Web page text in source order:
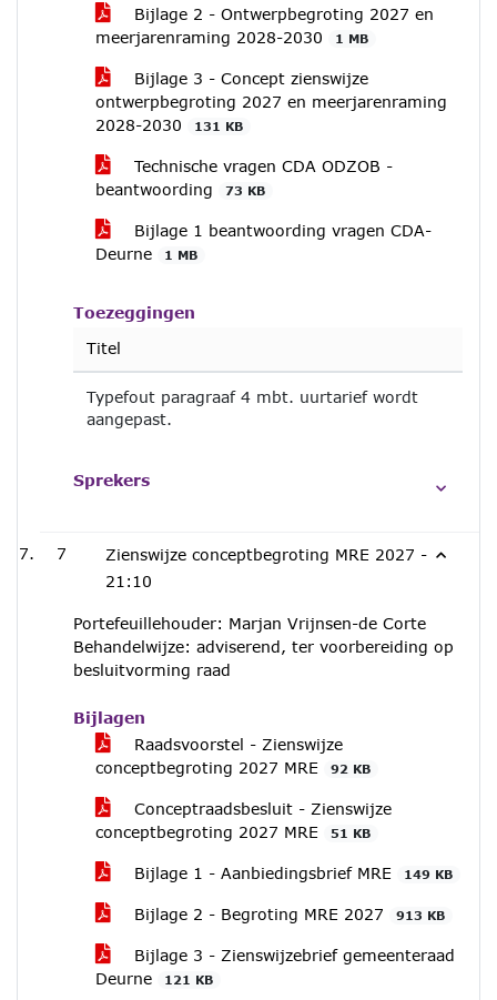
Bijlage 2 - Ontwerpbegroting 2027 en
meerjarenraming 2028-2030
1 MB
Bijlage 3 - Concept zienswijze
ontwerpbegroting 2027 en meerjarenraming
2028-2030
131 KB
Technische vragen CDA ODZOB -
beantwoording
73 KB
Bijlage 1 beantwoording vragen CDA-
Deurne
1 MB
Toezeggingen
Titel
Typefout paragraaf 4 mbt. uurtarief wordt
aangepast.
Sprekers
7
Zienswijze conceptbegroting MRE 2027 -
21:10
Portefeuillehouder: Marjan Vrijnsen-de Corte
Behandelwijze: adviserend, ter voorbereiding op
besluitvorming raad
Bijlagen
Raadsvoorstel - Zienswijze
conceptbegroting 2027 MRE
92 KB
Conceptraadsbesluit - Zienswijze
conceptbegroting 2027 MRE
51 KB
Bijlage 1 - Aanbiedingsbrief MRE 149 KB
Bijlage 2 - Begroting MRE 2027 913 KB
Bijlage 3 - Zienswijzebrief gemeenteraad
Deurne
121 KB